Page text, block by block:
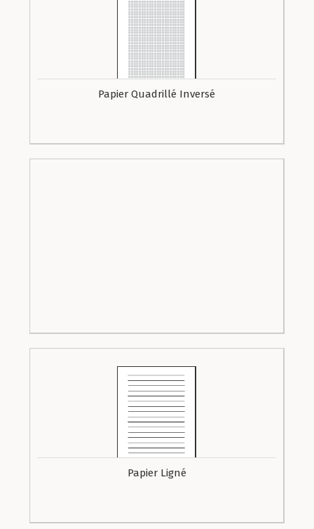
Papier Quadrillé Inversé
Papier Ligné